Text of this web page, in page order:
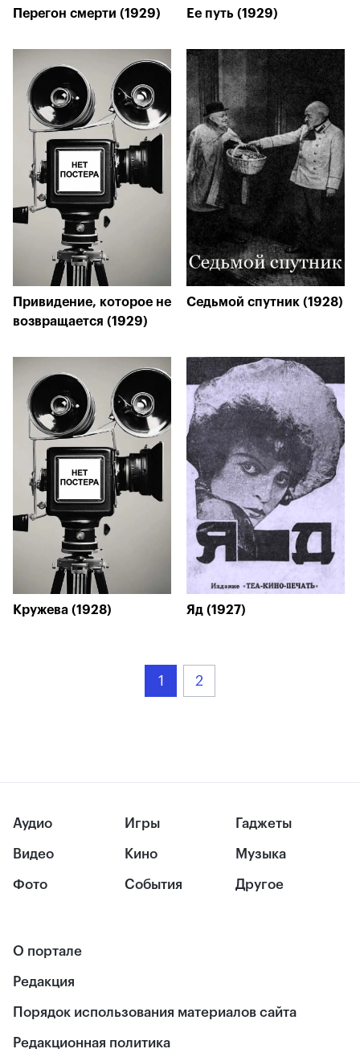
Перегон смерти (1929) Ее путь (1929)
Привидение, которое не
возвращается (1929)
Седьмой спутник (1928)
Кружева (1928) Яд (1927)
1 2
Аудио
Видео
Фото
Игры
Кино
События
Гаджеты
Музыка
Другое
О портале
Редакция
Порядок использования материалов сайта
Редакционная политика